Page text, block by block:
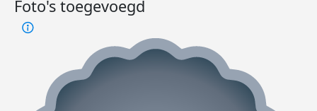
Foto's toegevoegd